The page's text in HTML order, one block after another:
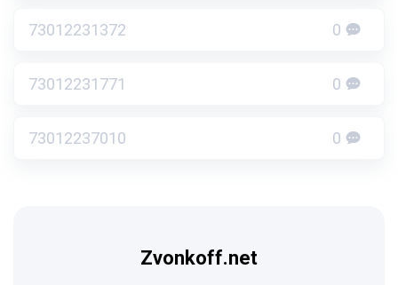
73012231372 0
73012231771 0
73012237010 0
Zvonkoff.net